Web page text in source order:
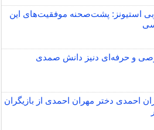
استیونز: پشت‌صحنه موفقیت‌های این
و حرفه‌ای دنیز دانش صمدی
احمدی دختر مهران احمدی از بازیگران